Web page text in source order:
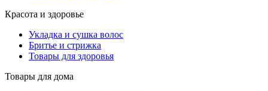
Красота и здоровье
Укладка и сушка волос
Бритье и стрижка
Товары для здоровья
Товары для дома